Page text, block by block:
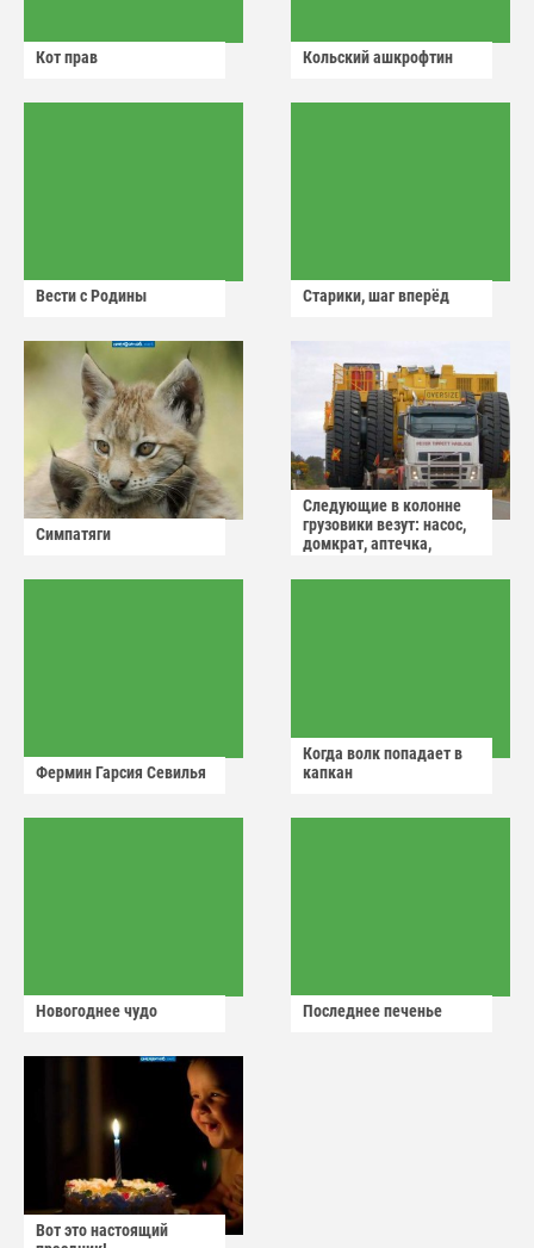
Кот прав Кольский ашкрофтин
Вести с Родины Старики, шаг вперёд
Симпатяги
Следующие в колонне
грузовики везут: насос,
домкрат, аптечка,
Фермин Гарсия Севилья
Когда волк попадает в
капкан
Новогоднее чудо Последнее печенье
Вот это настоящий